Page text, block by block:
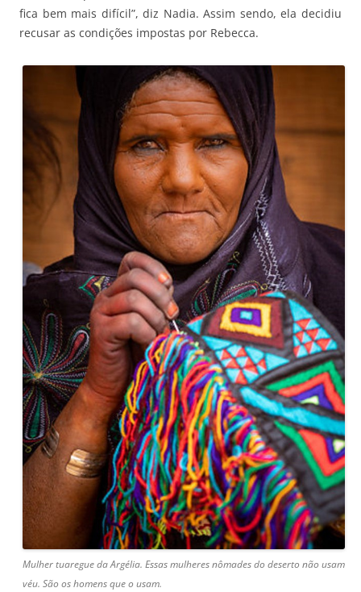
fica bem mais difícil”, diz Nadia. Assim sendo, ela decidiu
recusar as condições impostas por Rebecca.
Mulher tuaregue da Argélia. Essas mulheres nômades do deserto não usam
véu. São os homens que o usam.